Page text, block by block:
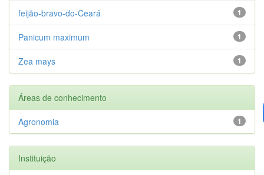
1
feijão-bravo-do-Ceará
1
Panicum maximum
1
Zea mays
Áreas de conhecimento
1
Agronomia
Instituição